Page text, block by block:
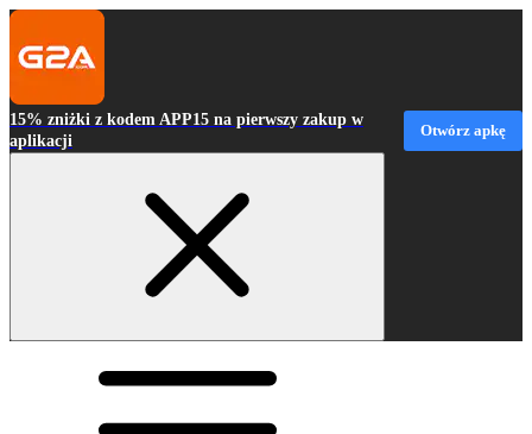
15% zniżki z kodem APP15 na pierwszy zakup w
aplikacji
Otwórz apkę